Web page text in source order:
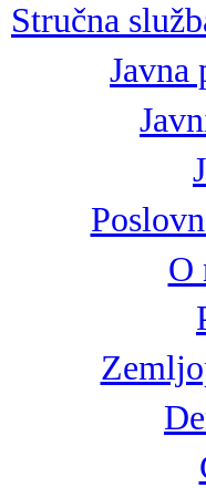
Stručna
Javna
O